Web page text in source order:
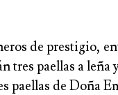
de prestigio,
paellas a leña
paellas de Doña